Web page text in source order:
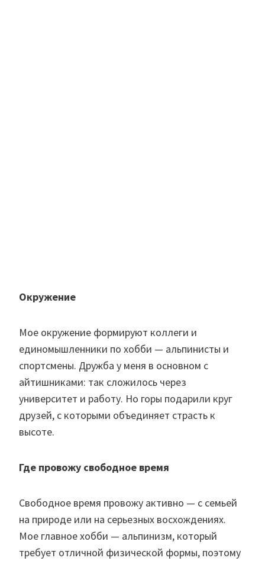
Окружение
Мое окружение формируют коллеги и
единомышленники по хобби — альпинисты и
спортсмены. Дружба у меня в основном с
айтишниками: так сложилось через
университет и работу. Но горы подарили круг
друзей, с которыми объединяет страсть к
высоте.
Где провожу свободное время
Свободное время провожу активно — с семьей
на природе или на серьезных восхождениях.
Мое главное хобби — альпинизм, который
требует отличной физической формы, поэтому